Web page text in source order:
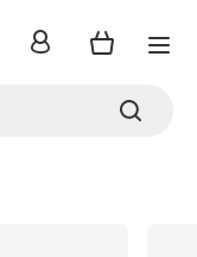
Anmelden